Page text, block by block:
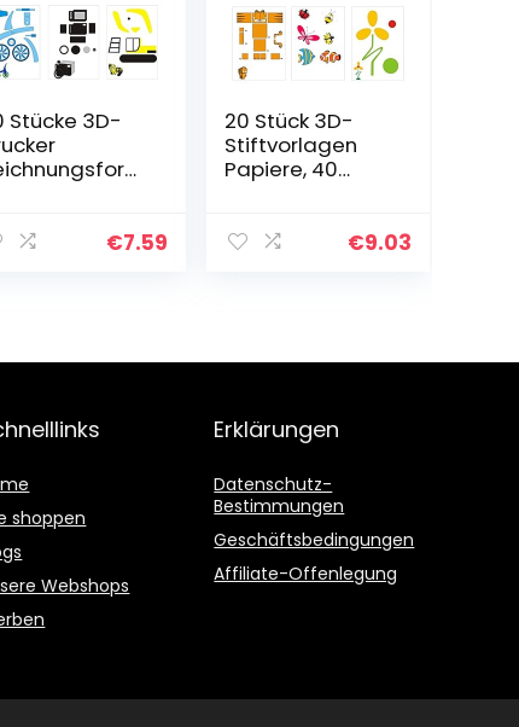
Stücke 3D-
für 3D-
€7.59
20 Stück 3D-
Stiftvorlagen
Papiere, 40
Zeichnungspapi
€9.03
shoppen
Webshops
Erklärungen
Datenschutz-
Bestimmungen
Geschäftsbedingungen
Affiliate-Offenlegung